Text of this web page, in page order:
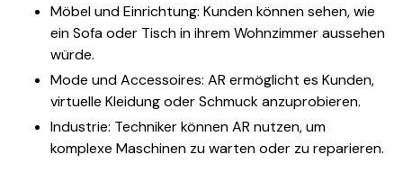
Möbel und Einrichtung: Kunden können sehen, wie
ein Sofa oder Tisch in ihrem Wohnzimmer aussehen
würde.
Mode und Accessoires: AR ermöglicht es Kunden,
virtuelle Kleidung oder Schmuck anzuprobieren.
Industrie: Techniker können AR nutzen, um
komplexe Maschinen zu warten oder zu reparieren.